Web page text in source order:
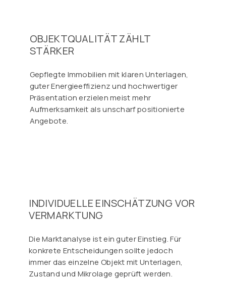
OBJEKTQUALITÄT ZÄHLT
STÄRKER
Gepflegte Immobilien mit klaren Unterlagen,
guter Energieeffizienz und hochwertiger
Präsentation erzielen meist mehr
Aufmerksamkeit als unscharf positionierte
Angebote.
INDIVIDUELLE EINSCHÄTZUNG VOR
VERMARKTUNG
Die Marktanalyse ist ein guter Einstieg. Für
konkrete Entscheidungen sollte jedoch
immer das einzelne Objekt mit Unterlagen,
Zustand und Mikrolage geprüft werden.